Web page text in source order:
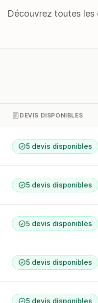
Découvrez toutes les
DEVIS DISPONIBLES
5 devis disponibles
5 devis disponibles
5 devis disponibles
5 devis disponibles
5 devis disponibles